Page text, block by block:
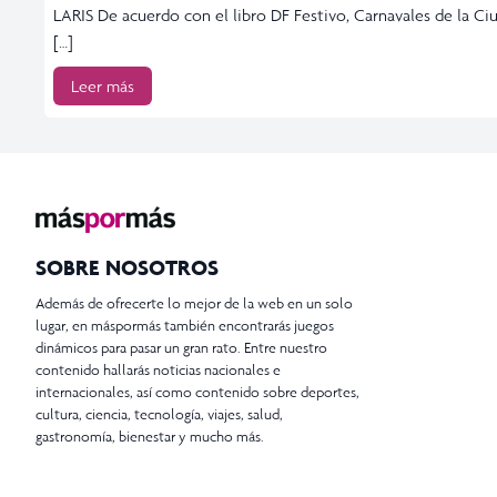
LARIS De acuerdo con el libro DF Festivo, Carnavales de la
[…]
Leer más
SOBRE NOSOTROS
Además de ofrecerte lo mejor de la web en un solo
lugar, en máspormás también encontrarás juegos
dinámicos para pasar un gran rato. Entre nuestro
contenido hallarás noticias nacionales e
internacionales, así como contenido sobre deportes,
cultura, ciencia, tecnología, viajes, salud,
gastronomía, bienestar y mucho más.